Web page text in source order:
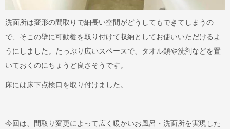
洗面所は変形の間取りで細長い空間がどうしてもできてしまうの
で、そこの壁に可動棚を取り付けて収納としてお使いいただけるよ
うにしました。たっぷり広いスペースで、タオル類や洗剤などを置
いておくのにちょうど良さそうです。
床には床下点検口を取り付けました。
今回は、間取り変更によって広く暖かいお風呂・洗面所を実現した